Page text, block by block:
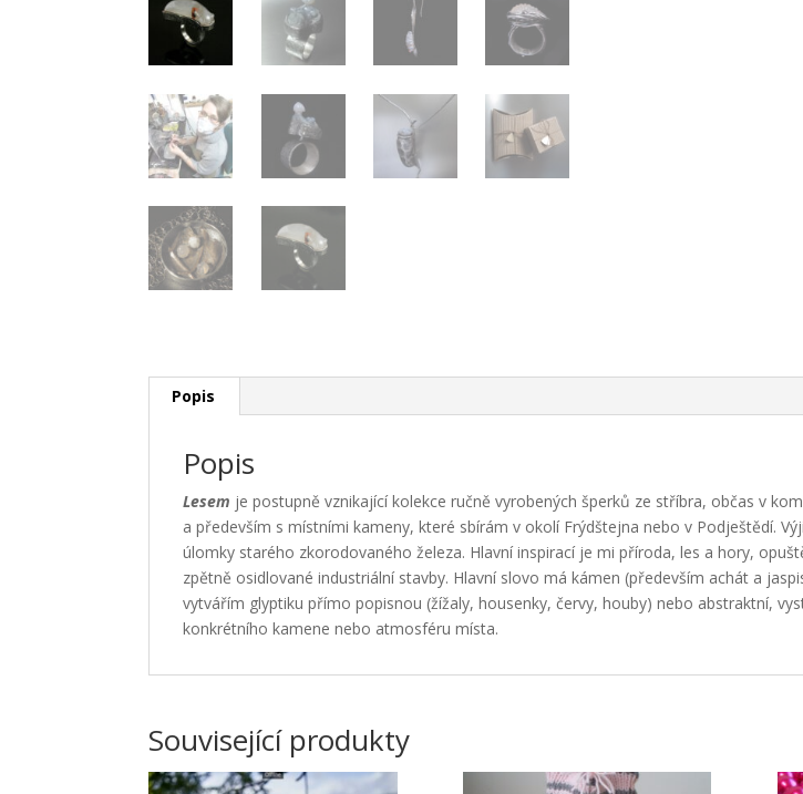
Popis
Popis
Lesem je postupně vznikající kolekce ručně vyrobených šperků ze stříbra, občas v
a především s místními kameny, které sbírám v okolí Frýdštejna nebo v Podještědí.
úlomky starého zkorodovaného železa. Hlavní inspirací je mi příroda, les a hory,
zpětně osidlované industriální stavby. Hlavní slovo má kámen (především achát a
vytvářím glyptiku přímo popisnou (žížaly, housenky, červy, houby) nebo abstraktní,
konkrétního kamene nebo atmosféru místa.
Související produkty